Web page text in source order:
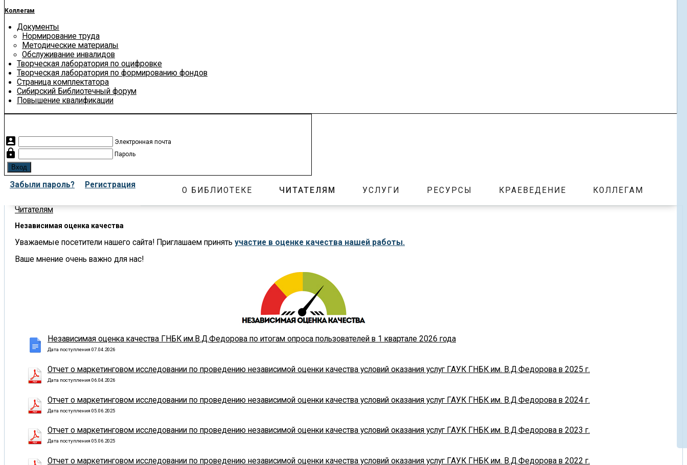
Коллегам
Документы
Нормирование труда
Методические материалы
Обслуживание инвалидов
Творческая лаборатория по оцифровке
Творческая лаборатория по формированию фондов
Страница комплектатора
Сибирский Библиотечный форум
Повышение квалификации
account_box Электронная почта
lock Пароль
Забыли пароль? Регистрация
О БИБЛИОТЕКЕ ЧИТАТЕЛЯМ УСЛУГИ РЕСУРСЫ КРАЕВЕДЕНИЕ КОЛЛЕГАМ
Читателям
Независимая оценка качества
Уважаемые посетители нашего сайта! Приглашаем принять участие в оценке качества нашей работы.
Ваше мнение очень важно для нас!
Независимая оценка качества ГНБК им.В.Д.Федорова по итогам опроса пользователей в 1 квартале 2026 года
Дата поступления 07.04.2026
Отчет о маркетинговом исследовании по проведению независимой оценки качества условий оказания услуг ГАУК ГНБК им. В.Д.Федорова в 2025 г.
Дата поступления 06.04.2026
Отчет о маркетинговом исследовании по проведению независимой оценки качества условий оказания услуг ГАУК ГНБК им. В.Д.Федорова в 2024 г.
Дата поступления 05.06.2025
Отчет о маркетинговом исследовании по проведению независимой оценки качества условий оказания услуг ГАУК ГНБК им. В.Д.Федорова в 2023 г.
Дата поступления 05.06.2025
Отчет о маркетинговом исследовании по проведению независимой оценки качества условий оказания услуг ГАУК ГНБК им. В.Д.Федорова в 2022 г.